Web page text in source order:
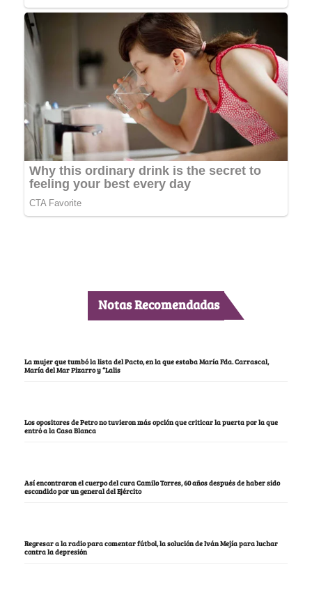
Notas Recomendadas
La mujer que tumbó la lista del Pacto, en la que estaba María Fda. Carrascal,
María del Mar Pizarro y “Lalis
Los opositores de Petro no tuvieron más opción que criticar la puerta por la que
entró a la Casa Blanca
Así encontraron el cuerpo del cura Camilo Torres, 60 años después de haber sido
escondido por un general del Ejército
Regresar a la radio para comentar fútbol, la solución de Iván Mejía para luchar
contra la depresión